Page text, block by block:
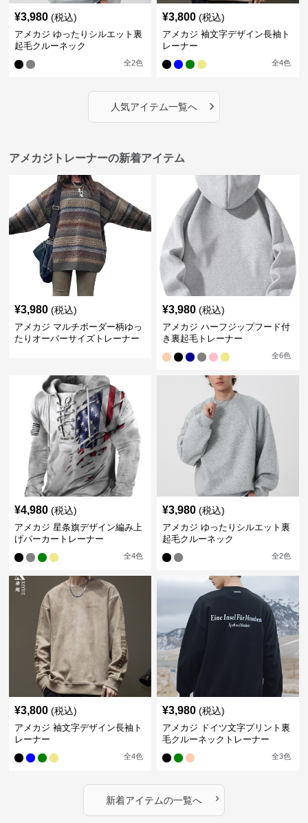
¥3,980 (税込)
アメカジ ゆったりシルエット裏
起毛クルーネック
全2色
¥3,800 (税込)
アメカジ 袖文字デザイン長袖ト
レーナー
全4色
人気アイテム一覧へ ›
アメカジトレーナーの新着アイテム
¥3,980 (税込)
アメカジ マルチボーダー柄ゆっ
たりオーバーサイズトレーナー
¥3,980 (税込)
アメカジ ハーフジップフード付
き裏起毛トレーナー
全6色
¥4,980 (税込)
アメカジ 星条旗デザイン編み上
げパーカートレーナー
全4色
¥3,980 (税込)
アメカジ ゆったりシルエット裏
起毛クルーネック
全2色
¥3,800 (税込)
アメカジ 袖文字デザイン長袖ト
レーナー
全4色
¥3,980 (税込)
アメカジ ドイツ文字プリント裏
毛クルーネックトレーナー
全3色
新着アイテムの一覧へ ›